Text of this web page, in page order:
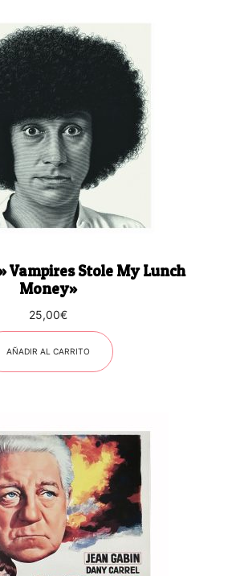
Vampires Stole My Lunch
Money»
25,00€
AÑADIR AL CARRITO